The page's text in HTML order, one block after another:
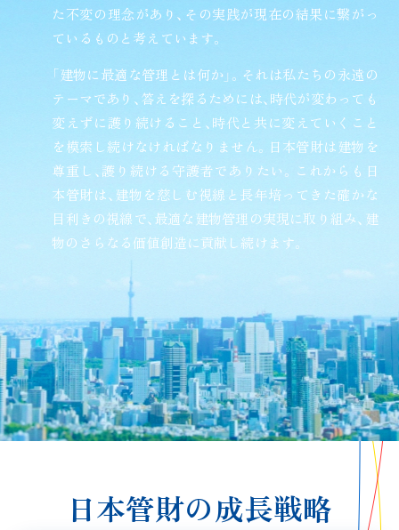
た不変の理念があり、その実践が現在の結果に繋がっ
ているものと考えています。
「建物に最適な管理とは何か」。それは私たちの永遠の
テーマであり、答えを探るためには、時代が変わっても
変えずに護り続けること、時代と共に変えていくこと
を模索し続けなければなりません。日本管財は建物を
尊重し、護り続ける守護者でありたい。これからも日
本管財は、建物を慈しむ視線と長年培ってきた確かな
目利きの視線で、最適な建物管理の実現に取り組み、建
物のさらなる価値創造に貢献し続けます。
日本管財の成長戦略